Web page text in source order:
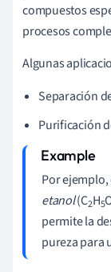
compuestos
procesos
Algunas
Separación
Purificación
Por ejemplo,
etanol(C2H5
permite la
pureza para